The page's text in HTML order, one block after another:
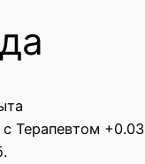
с Терапевтом +0.03